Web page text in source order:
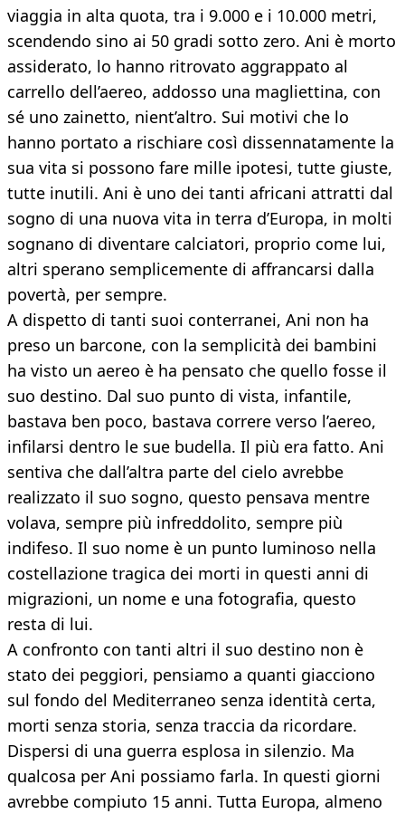
viaggia in alta quota, tra i 9.000 e i 10.000 metri,
scendendo sino ai 50 gradi sotto zero. Ani è morto
assiderato, lo hanno ritrovato aggrappato al
carrello dell’aereo, addosso una magliettina, con
sé uno zainetto, nient’altro. Sui motivi che lo
hanno portato a rischiare così dissennatamente la
sua vita si possono fare mille ipotesi, tutte giuste,
tutte inutili. Ani è uno dei tanti africani attratti dal
sogno di una nuova vita in terra d’Europa, in molti
sognano di diventare calciatori, proprio come lui,
altri sperano semplicemente di affrancarsi dalla
povertà, per sempre.
A dispetto di tanti suoi conterranei, Ani non ha
preso un barcone, con la semplicità dei bambini
ha visto un aereo è ha pensato che quello fosse il
suo destino. Dal suo punto di vista, infantile,
bastava ben poco, bastava correre verso l’aereo,
infilarsi dentro le sue budella. Il più era fatto. Ani
sentiva che dall’altra parte del cielo avrebbe
realizzato il suo sogno, questo pensava mentre
volava, sempre più infreddolito, sempre più
indifeso. Il suo nome è un punto luminoso nella
costellazione tragica dei morti in questi anni di
migrazioni, un nome e una fotografia, questo
resta di lui.
A confronto con tanti altri il suo destino non è
stato dei peggiori, pensiamo a quanti giacciono
sul fondo del Mediterraneo senza identità certa,
morti senza storia, senza traccia da ricordare.
Dispersi di una guerra esplosa in silenzio. Ma
qualcosa per Ani possiamo farla. In questi giorni
avrebbe compiuto 15 anni. Tutta Europa, almeno